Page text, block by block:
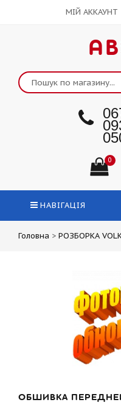
МІЙ АККАУНТ
0
НАВІГАЦІЯ
Головна > РОЗБОРКА
ОБШИВКА